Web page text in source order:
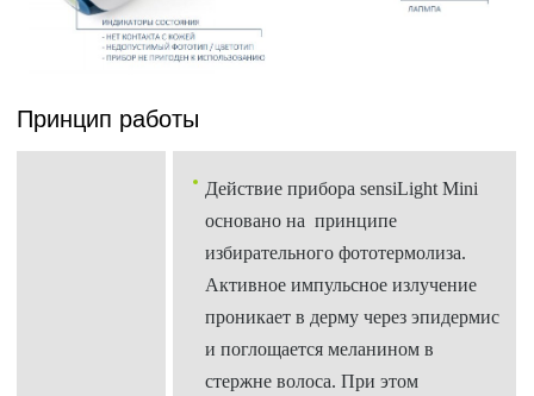
Принцип работы
Действие прибора sensiLight Mini
основано на принципе
избирательного фототермолиза.
Активное импульсное излучение
проникает в дерму через эпидермис
и поглощается меланином в
стержне волоса. При этом